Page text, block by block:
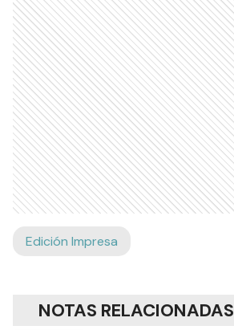
Edición Impresa
NOTAS RELACIONADAS